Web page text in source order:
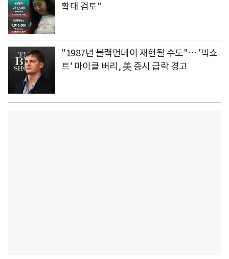
확대 검토"
"1987년 블랙먼데이 재현될 수도"… '빅쇼
트' 마이클 버리, 美 증시 급락 경고